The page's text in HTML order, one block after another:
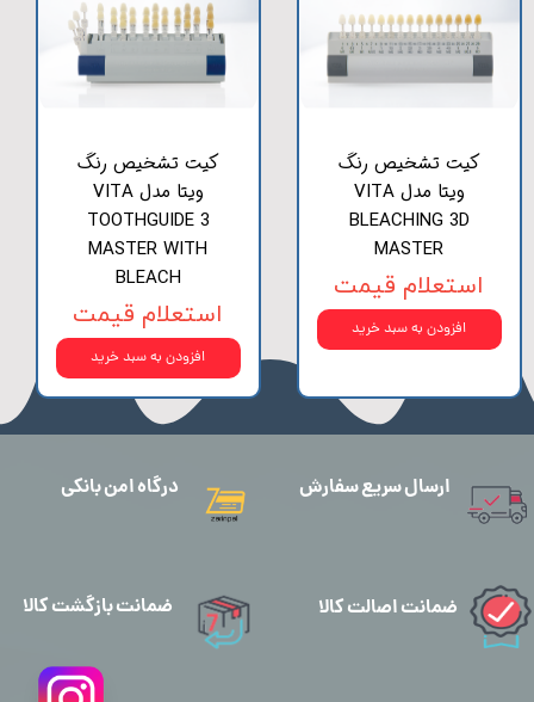
کیت تشخیص رنگ
ویتا مدل VITA
BLEACHING 3D
MASTER
استعلام قیمت
افزودن به سبد خرید
کیت تشخیص رنگ
ویتا مدل VITA
TOOTHGUIDE 3
MASTER WITH
BLEACH
استعلام قیمت
افزودن به سبد خرید
ارسال سریع سفارش درگاه امن بانکی
ضمانت اصالت کالا ضمانت بازگشت کالا